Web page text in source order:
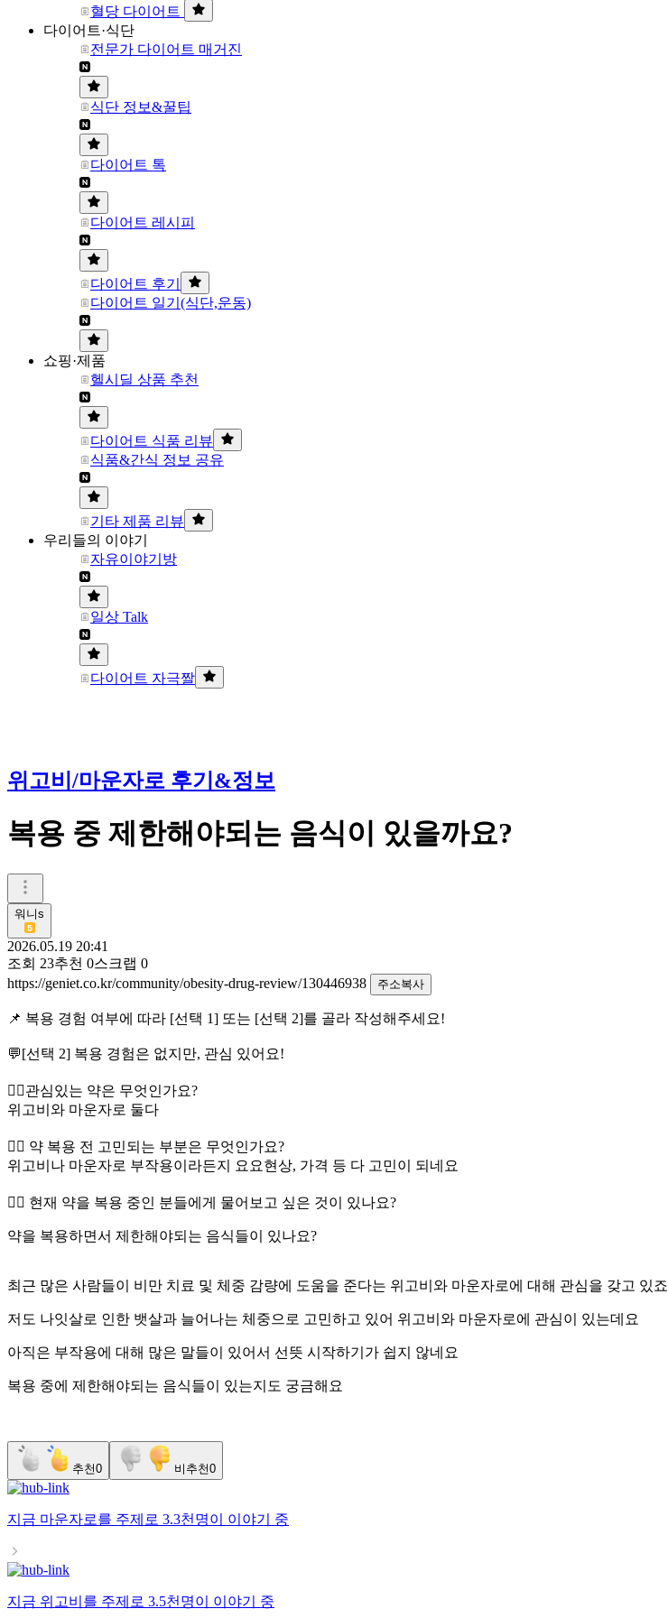
혈당 다이어트
다이어트·식단
전문가 다이어트 매거진
식단 정보&꿀팁
다이어트 톡
다이어트 레시피
다이어트 후기
다이어트 일기(식단,운동)
쇼핑·제품
헬시딜 상품 추천
다이어트 식품 리뷰
식품&간식 정보 공유
기타 제품 리뷰
우리들의 이야기
자유이야기방
일상 Talk
다이어트 자극짤
위고비/마운자로 후기&정보
복용 중 제한해야되는 음식이 있을까요?
워니s
2026.05.19 20:41
조회 23추천 0스크랩 0
https://geniet.co.kr/community/obesity-drug-review/130446938
주소복사
📌 복용 경험 여부에 따라 [선택 1] 또는 [선택 2]를 골라 작성해주세요!
💬[선택 2] 복용 경험은 없지만, 관심 있어요!
👉🏻관심있는 약은 무엇인가요?
위고비와 마운자로 둘다
👉🏻 약 복용 전 고민되는 부분은 무엇인가요?
위고비나 마운자로 부작용이라든지 요요현상, 가격 등 다 고민이 되네요
👉🏻 현재 약을 복용 중인 분들에게 물어보고 싶은 것이 있나요?
약을 복용하면서 제한해야되는 음식들이 있나요?
최근 많은 사람들이 비만 치료 및 체중 감량에 도움을 준다는 위고비와 마운자로에 대해 관심을 갖고 있죠
저도 나잇살로 인한 뱃살과 늘어나는 체중으로 고민하고 있어 위고비와 마운자로에 관심이 있는데요
아직은 부작용에 대해 많은 말들이 있어서 선뜻 시작하기가 쉽지 않네요
복용 중에 제한해야되는 음식들이 있는지도 궁금해요
추천0 비추천0
지금 마운자로를 주제로 3.3천명이 이야기 중
지금 위고비 를 주제로 3.5천명이 이야기 중